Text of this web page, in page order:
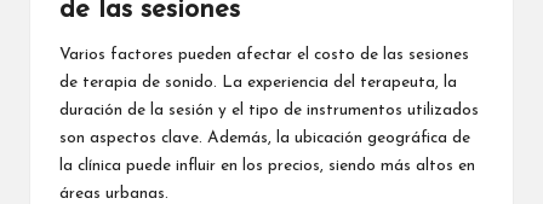
de las sesiones
Varios factores pueden afectar el costo de las sesiones
de terapia de sonido. La experiencia del terapeuta, la
duración de la sesión y el tipo de instrumentos utilizados
son aspectos clave. Además, la ubicación geográfica de
la clínica puede influir en los precios, siendo más altos en
áreas urbanas.